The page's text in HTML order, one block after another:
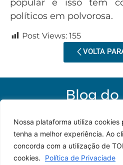
Nossa plataforma utiliza
tenha a melhor experiência. Ao
concorda com a utilização de
cookies.
Política de Privaciade
popular e isso tem
políticos em polvorosa.
Post Views: 155
VOLTA